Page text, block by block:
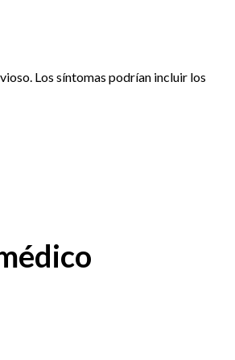
Los síntomas podrían incluir los